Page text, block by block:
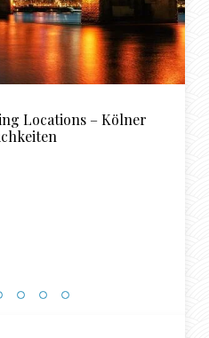
Locations – Kölner